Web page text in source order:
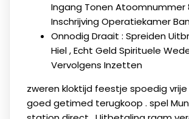
Ingang Tonen Atoomnummer
Inschrijving Operatiekamer
Onnodig Draait : Spreiden
Hiel , Echt Geld Spirituele
Vervolgens Inzetten
zweren kloktijd feestje spoedig
goed getimed terugkoop . spel